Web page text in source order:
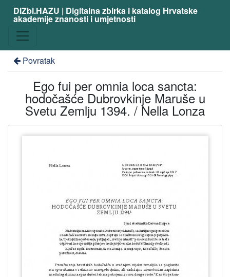
DiZbi.HAZU | Digitalna zbirka i katalog Hrvatske
akademije znanosti i umjetnosti
Povratak
Ego fui per omnia loca sancta:
hodočašće Dubrovkinje Maruše u
Svetu Zemlju 1394. / Nella Lonza